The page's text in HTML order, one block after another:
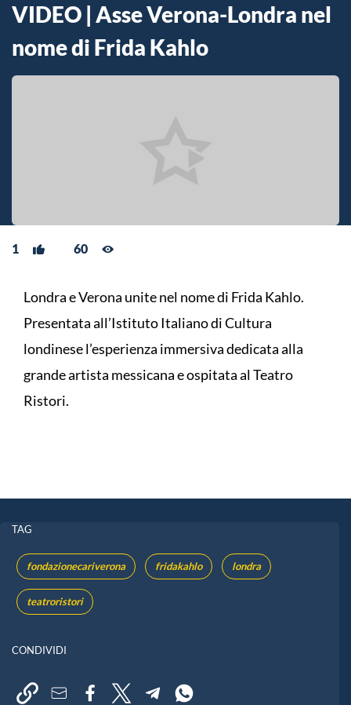
VIDEO | Asse Verona-Londra nel
nome di Frida Kahlo
1 60
Londra e Verona unite nel nome di Frida Kahlo.
Presentata all’Istituto Italiano di Cultura
londinese l’esperienza immersiva dedicata alla
grande artista messicana e ospitata al Teatro
Ristori.
TAG
fondazionecariverona fridakahlo londra
teatroristori
CONDIVIDI